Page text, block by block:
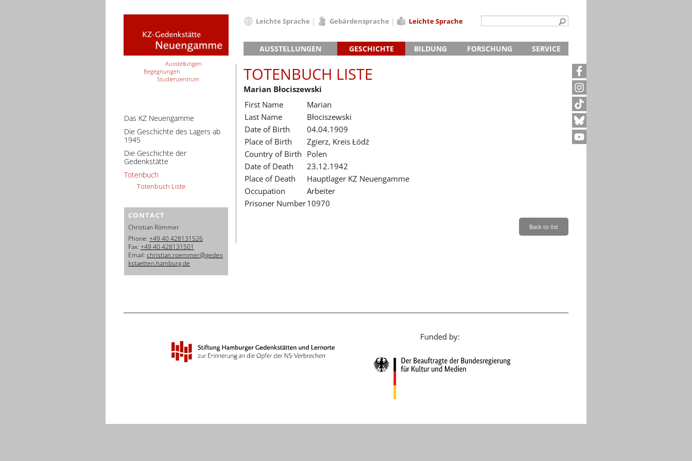
AUSSTELLUNGEN
Lager-SS
Klinkerwerk
Walther-Werke
Gefängnismauer
Haus des Gedenkens
GESCHICHTE
Die Geschichte des Lagers ab 1945
BILDUNG FORSCHUNG
SERVICE
Archivanfrage
Kurze Information
Leichte Sprache
English
Dansk
Español
Italiano
Nederlands
Português
Türkçe
Yкраїнський
Русский
עברית
Gebärdensprache Leichte Sprache
TOTENBUCH LISTE
Marian Błociszewski
First Name
Marian
Last Name
Błociszewski
Date of Birth
04.04.1909
Place of Birth
Zgierz, Kreis Łódź
Country of Birth Polen
Date of Death
23.12.1942
Place of Death
Hauptlager KZ Neuengamme
Occupation
Arbeiter
Prisoner Number10970
Back to list
Ausstellungen
Begegnungen
Studienzentrum
Das KZ Neuengamme
Die Geschichte des Lagers ab
1945
Die Geschichte der
Gedenkstätte
Totenbuch
Totenbuch Liste
CONTACT
Christian Römmer
Phone: +49 40 428131526
Fax: +49 40 428131501
Email: christian.roemmer@geden
kstaetten.hamburg.de
Funded by: